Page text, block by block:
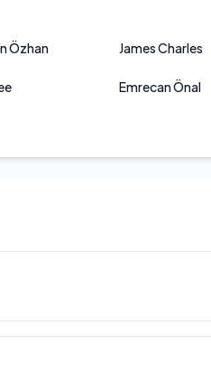
Özhan James Charles
Emrecan Önal